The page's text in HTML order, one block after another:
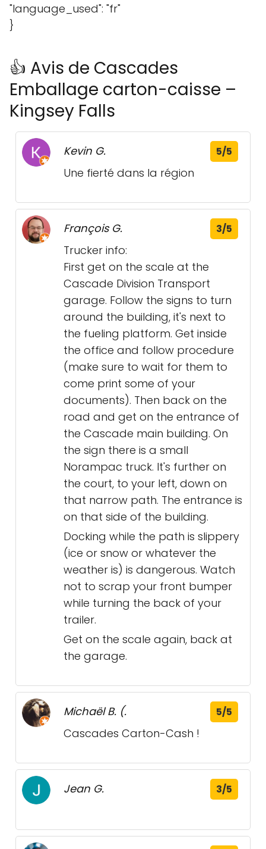
"language_used": "fr"
}
👍 Avis de Cascades
Emballage carton-caisse –
Kingsey Falls
Kevin G. 5/5
Une fierté dans la région
François G. 3/5
Trucker info:
First get on the scale at the
Cascade Division Transport
garage. Follow the signs to turn
around the building, it's next to
the fueling platform. Get inside
the office and follow procedure
(make sure to wait for them to
come print some of your
documents). Then back on the
road and get on the entrance of
the Cascade main building. On
the sign there is a small
Norampac truck. It's further on
the court, to your left, down on
that narrow path. The entrance is
on that side of the building.
Docking while the path is slippery
(ice or snow or whatever the
weather is) is dangerous. Watch
not to scrap your front bumper
while turning the back of your
trailer.
Get on the scale again, back at
the garage.
Michaël B. (. 5/5
Cascades Carton-Cash !
Jean G. 3/5